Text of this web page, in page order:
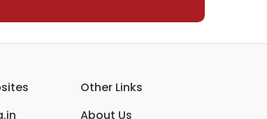
Other Links
About Us